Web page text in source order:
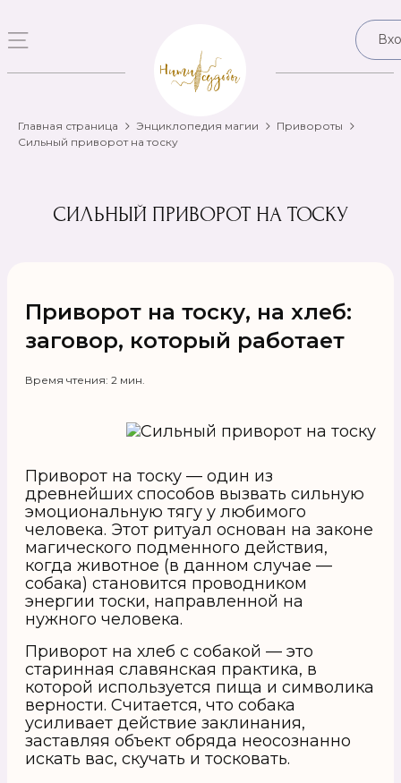
Главная страница Энциклопедия магии
Привороты
Сильный приворот на тоску
СИЛЬНЫЙ ПРИВОРОТ НА ТОСКУ
Приворот на тоску, на хлеб:
заговор, который работает
Время чтения: 2 мин.
Приворот на тоску — один из
древнейших способов вызвать сильную
эмоциональную тягу у любимого
человека. Этот ритуал основан на законе
магического подменного действия,
когда животное (в данном случае —
собака) становится проводником
энергии тоски, направленной на
нужного человека.
Приворот на хлеб с собакой — это
старинная славянская практика, в
которой используется пища и символика
верности. Считается, что собака
усиливает действие заклинания,
заставляя объект обряда неосознанно
искать вас, скучать и тосковать.